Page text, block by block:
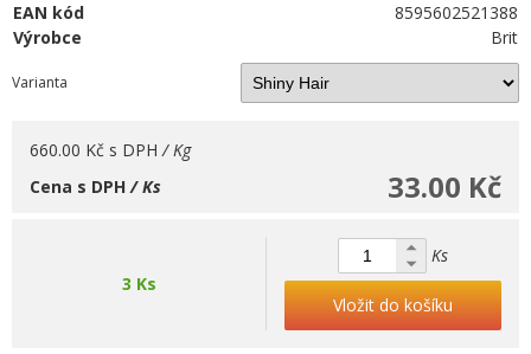
EAN kód
8595602521388
Výrobce
Brit
Varianta
660.00 Kč s DPH / Kg
33.00 Kč
Cena s DPH/ Ks
3 Ks
Ks
Vložit do košíku